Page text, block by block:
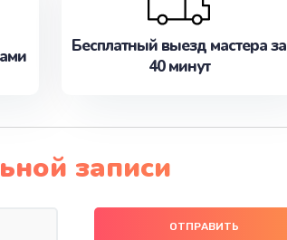
Бесплатный выезд мастера за
40 минут
записи